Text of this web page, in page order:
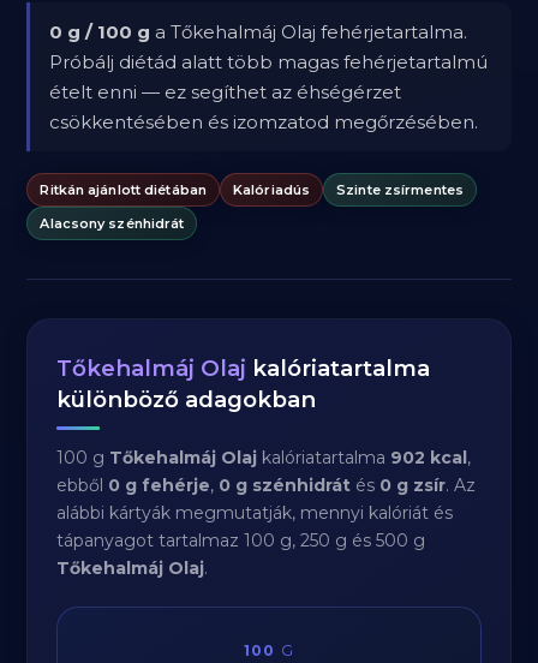
0 g / 100 g a Tőkehalmáj Olaj fehérjetartalma.
Próbálj diétád alatt több magas fehérjetartalmú
ételt enni — ez segíthet az éhségérzet
csökkentésében és izomzatod megőrzésében.
Ritkán ajánlott diétában Kalóriadús
Szinte zsírmentes
Alacsony szénhidrát
Tőkehalmáj Olaj kalóriatartalma
különböző adagokban
100 g Tőkehalmáj Olaj kalóriatartalma 902 kcal,
ebből 0 g fehérje, 0 g szénhidrát és 0 g zsír. Az
alábbi kártyák megmutatják, mennyi kalóriát és
tápanyagot tartalmaz 100 g, 250 g és 500 g
Tőkehalmáj Olaj.
100 G